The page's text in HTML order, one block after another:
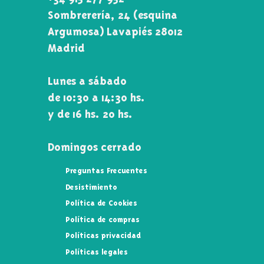
Sombrerería, 24 (esquina
Argumosa) Lavapiés 28012
Madrid
Lunes a sábado
de 10:30 a 14:30 hs.
y de 16 hs. 20 hs.
Domingos cerrado
Preguntas Frecuentes
Desistimiento
Política de Cookies
Política de compras
Políticas privacidad
Políticas legales